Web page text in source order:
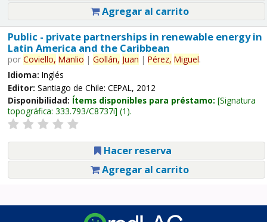
Agregar al carrito
Public - private partnerships in renewable energy in
Latin America and the Caribbean
por Coviello, Manlio | Gollán, Juan | Pérez, Miguel.
Idioma: Inglés
Editor: Santiago de Chile: CEPAL, 2012
Disponibilidad: Ítems disponibles para préstamo: Signatura
topográfica: 333.793/C8737i (1).
Hacer reserva
Agregar al carrito